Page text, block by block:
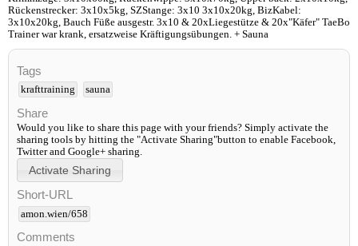
Rückenstrecker: 3x10x5kg, SZStange: 3x10 3x10x20kg, BizKabel:
3x10x20kg, Bauch Füße ausgestr. 3x10 & 20xLiegestütze & 20x"Käfer" TaeBo
Trainer war krank, ersatzweise Kräftigungsübungen. + Sauna
Tags
krafttraining sauna
Share
Would you like to share this page with your friends? Simply activate the
sharing tools by hitting the "Activate Sharing"button to enable Facebook,
Twitter and Google+ sharing.
Short-URL
amon.wien/658
Comments